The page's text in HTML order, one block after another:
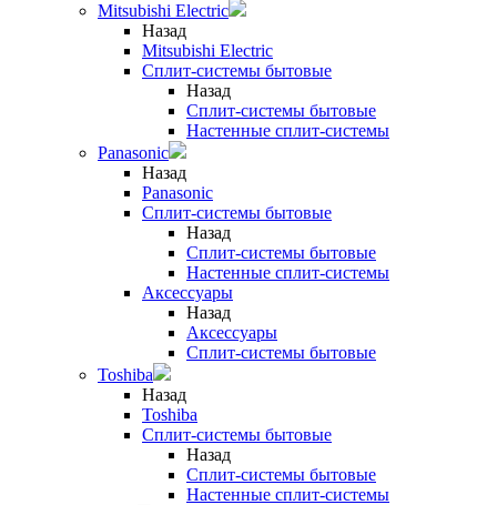
Mitsubishi Electric
Назад
Mitsubishi Electric
Сплит-системы бытовые
Назад
Сплит-системы бытовые
Настенные сплит-системы
Panasonic
Назад
Panasonic
Сплит-системы бытовые
Назад
Сплит-системы бытовые
Настенные сплит-системы
Аксессуары
Назад
Аксессуары
Сплит-системы бытовые
Toshiba
Назад
Toshiba
Сплит-системы бытовые
Назад
Сплит-системы бытовые
Настенные сплит-системы